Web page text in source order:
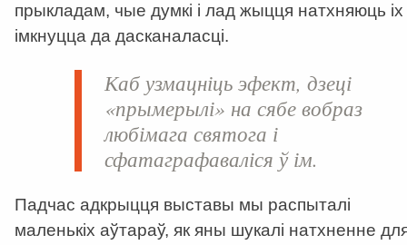
прыкладам, чые думкі і лад жыцця натхняюць іх
імкнуцца да дасканаласці.
Каб узмацніць эфект, дзеці
«прымерылі» на сябе вобраз
любімага святога і
сфатаграфаваліся ў ім.
Падчас адкрыцця выставы мы распыталі
маленькіх аўтараў, як яны шукалі натхненне